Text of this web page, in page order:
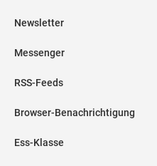
Newsletter
Messenger
RSS-Feeds
Browser-Benachrichtigung
Ess-Klasse